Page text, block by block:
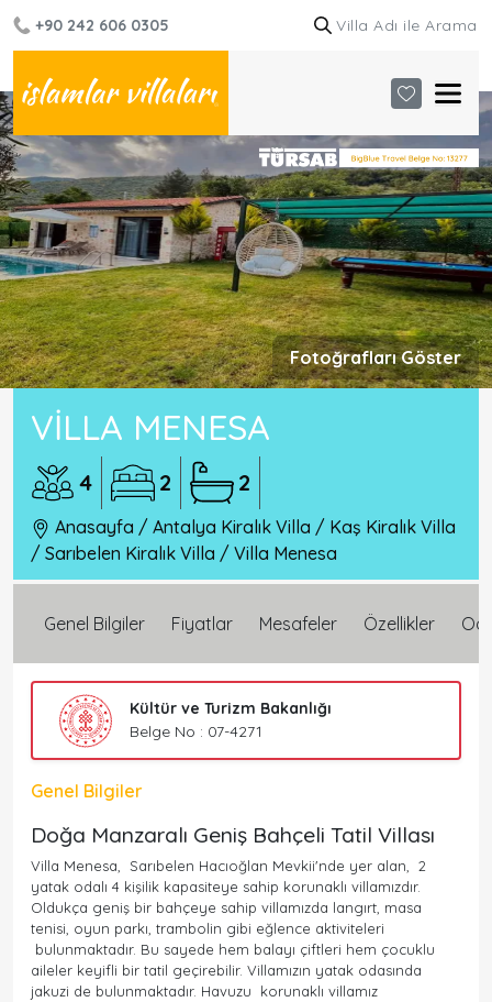
+90 242 606 0305
Fotoğrafları Göster
VILLA MENESA
4 2 2
Anasayfa / Antalya Kiralık Villa / Kaş Kiralık Villa
/ Sarıbelen Kiralık Villa / Villa Menesa
Genel Bilgiler Fiyatlar Mesafeler Özellikler
Kültür ve Turizm Bakanlığı
Belge No : 07-4271
Genel Bilgiler
Doğa Manzaralı Geniş Bahçeli Tatil Villası
Villa Menesa, Sarıbelen Hacıoğlan Mevkii'nde yer alan, 2
yatak odalı 4 kişilik kapasiteye sahip korunaklı villamızdır.
Oldukça geniş bir bahçeye sahip villamızda langırt, masa
tenisi, oyun parkı, trambolin gibi eğlence aktiviteleri
bulunmaktadır. Bu sayede hem balayı çiftleri hem çocuklu
aileler keyifli bir tatil geçirebilir. Villamızın yatak odasında
jakuzi de bulunmaktadır. Havuzu korunaklı villamız